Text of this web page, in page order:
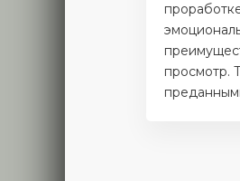
просмотр.